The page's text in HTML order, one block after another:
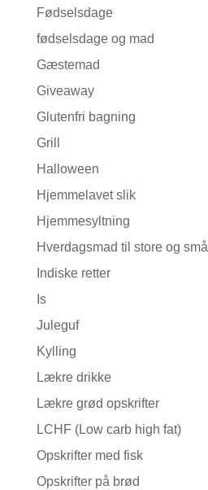
Fødselsdage
fødselsdage og mad
Gæstemad
Giveaway
Glutenfri bagning
Grill
Halloween
Hjemmelavet slik
Hjemmesyltning
Hverdagsmad til store og små
Indiske retter
Is
Juleguf
Kylling
Lækre drikke
Lækre grød opskrifter
LCHF (Low carb high fat)
Opskrifter med fisk
Opskrifter på brød